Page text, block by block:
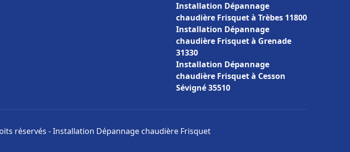
Installation Dépannage
chaudière Frisquet à Trèbes 11800
Installation Dépannage
chaudière Frisquet à Grenade
31330
Installation Dépannage
chaudière Frisquet à Cesson
Sévigné 35510
réservés - Installation Dépannage chaudière Frisquet